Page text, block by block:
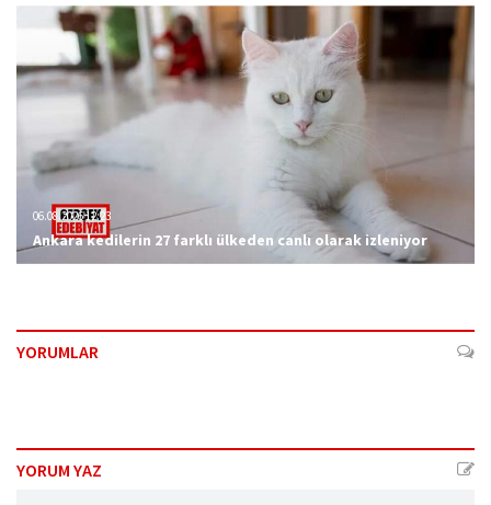
06.08.2026 12:23
Ankara kedilerin 27 farklı ülkeden canlı olarak izleniyor
YORUMLAR
YORUM YAZ